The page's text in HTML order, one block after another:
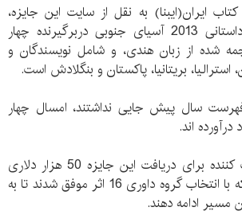
ایران(ایبنا) به نقل از سایت این جایزه،
فهرست برترین آثار داستانی 2013 آسیای جنوبی دربرگیرنده چهار
شده از زبان هندی، و شامل نویسندگان و
بریتانیا، پاکستان و بنگلادش است.
فهرست سال پیش جایی نداشتند، امسال چهار
اند.
در مجموع، 81 شرکت کننده برای دریافت این جایزه 50 هزار دلاری
وارد این رقابت شدند که با انتخاب گروه داوری 16 اثر موفق شدند تا به
مسیر ادامه دهند.